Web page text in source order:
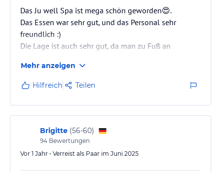
Das Ju well Spa ist mega schön geworden😍.
Das Essen war sehr gut, und das Personal sehr
freundlich :)
Die Lage ist auch sehr gut, da man zu Fuß an
Immer wieder gerne 🫶
Mehr anzeigen
Hilfreich Teilen
Brigitte (56-60)
94 Bewertungen
Vor 1 Jahr • Verreist als Paar im Juni 2025